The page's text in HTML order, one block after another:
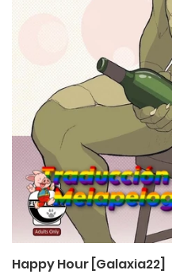
Happy Hour [Galaxia22]